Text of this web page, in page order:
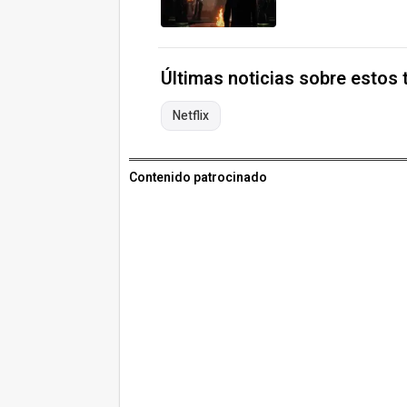
Últimas noticias sobre estos
Netflix
Contenido patrocinado